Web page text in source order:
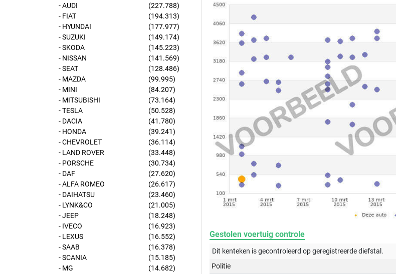
- AUDI
(227.788)
- FIAT
(194.313)
- HYUNDAI
(177.977)
- SUZUKI
(149.174)
- SKODA
(145.223)
- NISSAN
(141.569)
- SEAT
(128.486)
- MAZDA
(99.995)
- MINI
(84.207)
- MITSUBISHI
(73.164)
- TESLA
(50.528)
- DACIA
(41.780)
- HONDA
(39.241)
- CHEVROLET
(36.114)
- LAND ROVER
(33.448)
- PORSCHE
(30.734)
- DAF
(27.620)
- ALFA ROMEO
(26.617)
- DAIHATSU
(23.460)
- LYNK&CO
(21.005)
- JEEP
(18.248)
- IVECO
(16.923)
- LEXUS
(16.552)
- SAAB
(16.378)
- SCANIA
(15.185)
- MG
(14.682)
Gestolen voertuig controle
Dit kenteken is gecontroleerd opgeregistreerdediefstal.
Politie